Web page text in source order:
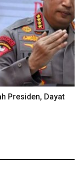
Presiden, Dayat